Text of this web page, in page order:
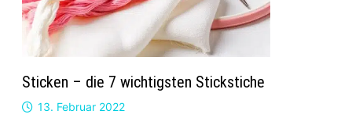
Sticken – die 7 wichtigsten Stickstiche
13. Februar 2022